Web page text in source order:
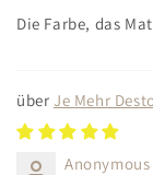
Die Farbe, das
Je Mehr
Anonymous